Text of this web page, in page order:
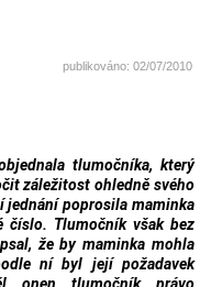
publikováno: 02/07/2010
tlumočníka, který
záležitost ohledně svého
jednání poprosila maminka
číslo. Tlumočník však bez
že by maminka mohla
ní byl její požadavek
onen tlumočník právo